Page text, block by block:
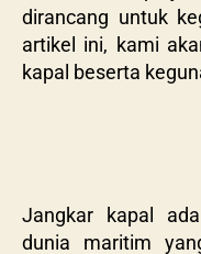
dirancang untuk
artikel ini, kami
kapal beserta
Jangkar kapal
dunia maritim